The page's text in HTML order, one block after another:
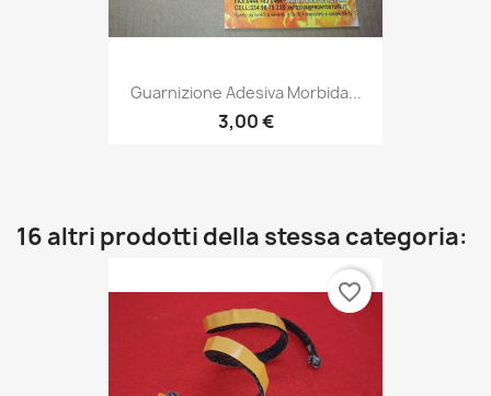
Guarnizione Adesiva Morbida...
3,00 €
16 altri prodotti della stessa categoria:
favorite_border